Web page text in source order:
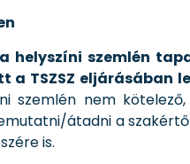
helyszíni szemlén
a TSZSZ eljárásában
szemlén nem
átadni a
is.